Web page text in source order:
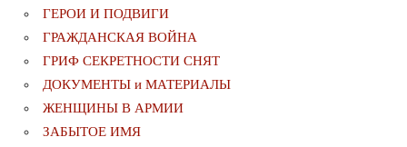
ГЕРОИ И ПОДВИГИ
ГРАЖДАНСКАЯ ВОЙНА
ГРИФ СЕКРЕТНОСТИ СНЯТ
ДОКУМЕНТЫ и МАТЕРИАЛЫ
ЖЕНЩИНЫ В АРМИИ
ЗАБЫТОЕ ИМЯ